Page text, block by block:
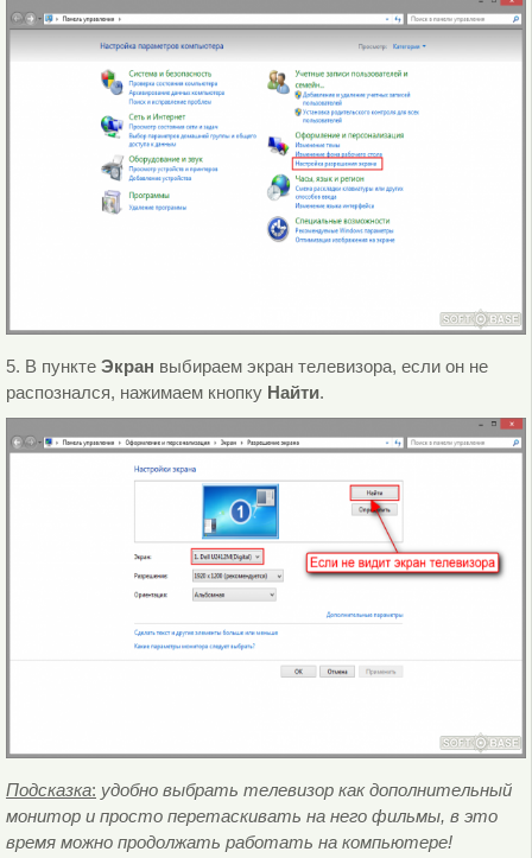
5. В пункте Экран выбираем экран телевизора, если он не
распознался, нажимаем кнопку Найти.
Подсказка: удобно выбрать телевизор как дополнительный
монитор и просто перетаскивать на него фильмы, в это
время можно продолжать работать на компьютере!